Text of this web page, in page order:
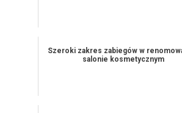
Szeroki zakres zabiegów w
salonie kosmetycznym